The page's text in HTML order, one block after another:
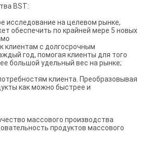
BST:
исследование на целевом рынке,
обеспечить по крайней мере 5 новых
клиентам с долгосрочным
год, помогая клиенты для того
большой удельный вес на рынке;
клиента. Преобразовывая
как можно быстрее и
массового производства
продуктов массового